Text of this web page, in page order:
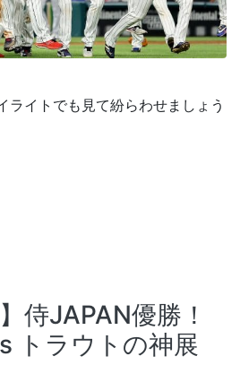
ライトでも見て紛らわせましょう
侍JAPAN優勝！
トラウトの神展